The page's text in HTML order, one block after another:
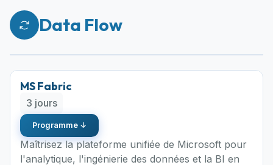
Data Flow
MS Fabric
3 jours
Programme ↓
Maîtrisez la plateforme unifiée de Microsoft pour
l'analytique, l'ingénierie des données et la BI en